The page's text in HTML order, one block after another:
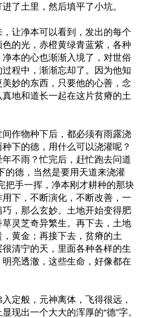
了土里，然后填平了小坑。
让净本可以看到，发出的每个
的光，赤橙黄绿青蓝紫，各种
本的心也渐渐入境了，对世俗
程中，渐渐忘却了。因为他知
妙的东西，只要他的心善，念
地和道长一起在这片贫瘠的土
作物种下后，都必须有雨露浇
下的德，用什么可以浇灌呢？
不雨？忙完后，赶忙跑去问道
的德，当然是要用天道来浇灌
手一挥，净本刚才耕种的那块
下，不断演化，不断改善，一
，那么玄妙。土地开始变得肥
灵芝奇异繁生。再下去，土地
黄金；再接下去，贫瘠的土
清宁的天，里面各种各样的生
亮透澈，这些生命，好像都在
定般，元神离体，飞得很远，
现出一个大大的浑厚的“德”字。